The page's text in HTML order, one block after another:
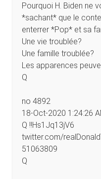
Pourquoi H. Biden ne
*sachant* que le
enterrer *Pop* et sa
Une vie troublée?
Une famille troublée?
Les apparences
Q
no 4892
18-Oct-2020 1:24:26
Q !!Hs1Jq13jV6
twitter.com/
51063809
Q